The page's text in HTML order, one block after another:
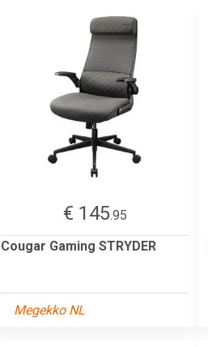
€ 145.95
Cougar Gaming STRYDER
Megekko NL